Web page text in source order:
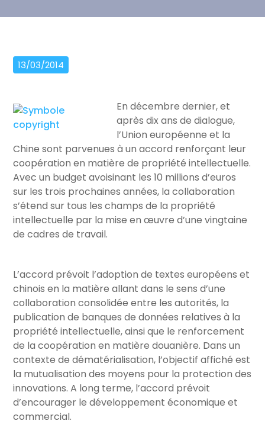
13/03/2014
En décembre dernier, et
après dix ans de dialogue,
l’Union européenne et la
Chine sont parvenues à un accord renforçant leur
coopération en matière de propriété intellectuelle.
Avec un budget avoisinant les 10 millions d’euros
sur les trois prochaines années, la collaboration
s’étend sur tous les champs de la propriété
intellectuelle par la mise en œuvre d’une vingtaine
de cadres de travail.
L’accord prévoit l’adoption de textes européens et
chinois en la matière allant dans le sens d’une
collaboration consolidée entre les autorités, la
publication de banques de données relatives à la
propriété intellectuelle, ainsi que le renforcement
de la coopération en matière douanière. Dans un
contexte de dématérialisation, l’objectif affiché est
la mutualisation des moyens pour la protection des
innovations. A long terme, l’accord prévoit
d’encourager le développement économique et
commercial.